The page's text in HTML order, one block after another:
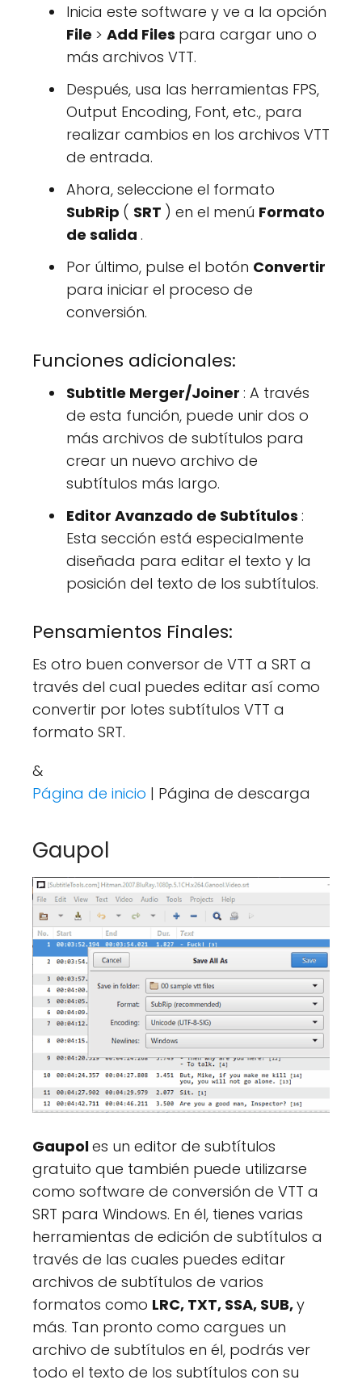
Inicia este software y ve a la opción
File > Add Files para cargar uno o
más archivos VTT.
Después, usa las herramientas FPS,
Output Encoding, Font, etc., para
realizar cambios en los archivos VTT
de entrada.
Ahora, seleccione el formato
SubRip ( SRT ) en el menú Formato
de salida .
Por último, pulse el botón Convertir
para iniciar el proceso de
conversión.
Funciones adicionales:
Subtitle Merger/Joiner : A través
de esta función, puede unir dos o
más archivos de subtítulos para
crear un nuevo archivo de
subtítulos más largo.
Editor Avanzado de Subtítulos :
Esta sección está especialmente
diseñada para editar el texto y la
posición del texto de los subtítulos.
Pensamientos Finales:
Es otro buen conversor de VTT a SRT a
través del cual puedes editar así como
convertir por lotes subtítulos VTT a
formato SRT.
&
Página de inicio | Página de descarga
Gaupol
Gaupoles un editor de subtítulos
gratuito que también puede utilizarse
como software de conversión de VTT a
SRT para Windows. En él, tienes varias
herramientas de edición de subtítulos a
través de las cuales puedes editar
archivos de subtítulos de varios
formatos como LRC, TXT, SSA, SUB,y
más. Tan pronto como cargues un
archivo de subtítulos en él, podrás ver
todo el texto de los subtítulos con su